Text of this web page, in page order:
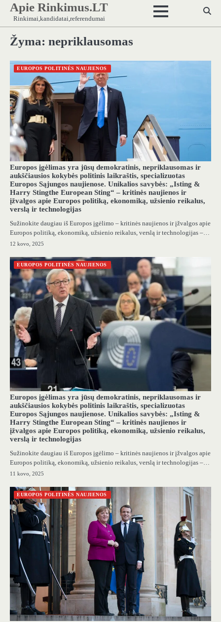
Skip
content
Apie Rinkimus.LT
Rinkimai,kandidatai,referendumai
Žyma: nepriklausomas
EUROPOS POLITINĖS NAUJIENOS
Europos įgėlimas yra jūsų demokratinis, nepriklausomas ir
aukščiausios kokybės politinis laikraštis, specializuotas
Europos Sąjungos naujienose. Unikalios savybės: „Isting &
Harry Stingthe European Sting“ – kritinės naujienos ir
įžvalgos apie Europos politiką, ekonomiką, užsienio reikalus,
verslą ir technologijas
Sužinokite daugiau iš Europos įgėlimo – kritinės naujienos ir įžvalgos apie
Europos politiką, ekonomiką, užsienio reikalus, verslą ir technologijas –…
12 kovo, 2025
EUROPOS POLITINĖS NAUJIENOS
Europos įgėlimas yra jūsų demokratinis, nepriklausomas ir
aukščiausios kokybės politinis laikraštis, specializuotas
Europos Sąjungos naujienose. Unikalios savybės: „Isting &
Harry Stingthe European Sting“ – kritinės naujienos ir
įžvalgos apie Europos politiką, ekonomiką, užsienio reikalus,
verslą ir technologijas
Sužinokite daugiau iš Europos įgėlimo – kritinės naujienos ir įžvalgos apie
Europos politiką, ekonomiką, užsienio reikalus, verslą ir technologijas –…
11 kovo, 2025
EUROPOS POLITINĖS NAUJIENOS